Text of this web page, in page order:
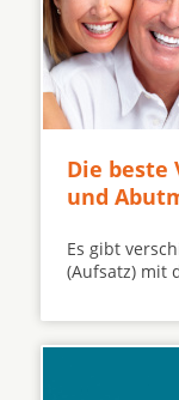
Die
und
Es gibt
(Aufsatz) mit